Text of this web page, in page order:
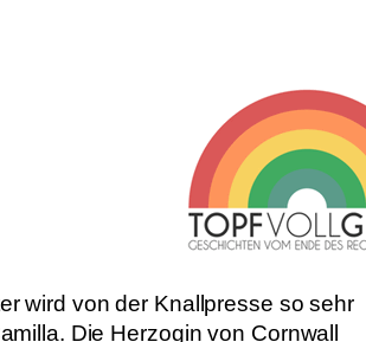
wird von der Knallpresse so sehr
Die Herzogin von Cornwall